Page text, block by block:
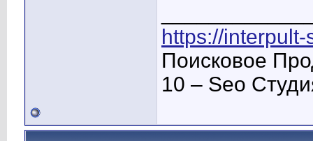
https://
Поисковое
10 – Seo